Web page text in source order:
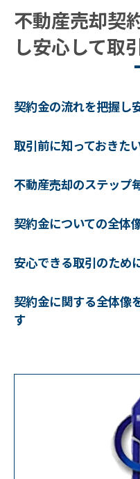
不動産売却契
し安心して取
契約金の流れを把握し
取引前に知っておきた
不動産売却のステップ
契約金についての全体
安心できる取引のため
契約金に関する全体像
す